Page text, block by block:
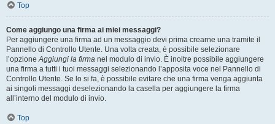
Top
Come aggiungo una firma ai miei messaggi?
Per aggiungere una firma ad un messaggio devi prima crearne una tramite il
Pannello di Controllo Utente. Una volta creata, è possibile selezionare
l’opzioneAggiungi la firma nel modulo di invio. È inoltre possibile aggiungere
una firma a tutti i tuoi messaggi selezionando l’apposita voce nel Pannello di
Controllo Utente. Se lo si fa, è possibile evitare che una firma venga aggiunta
ai singoli messaggi deselezionando la casella per aggiungere la firma
all’interno del modulo di invio.
Top